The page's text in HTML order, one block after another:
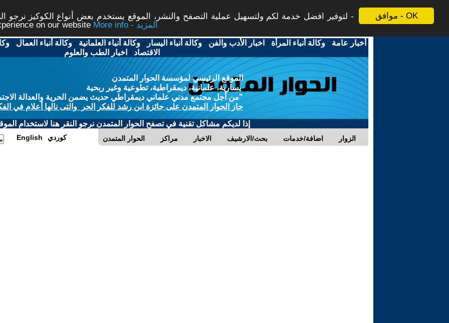
موافق - OK
لتوفير افضل خدمة لكم ولتسهيل عملية التصفح والنشر، الموقع يستخدم بعض أنواع الكوكيز نرجو
on our website
More info - المزيد
أخبار عامة -وكالة أنباء المرأة - اخبار الأدب والفن -وكالة أنباء اليسار -وكالة أنباء العلمانية -وكالة أنباء العمال -
الاقتصاد - اخبار الطب والعلوم
الموقع الرئيسي لمؤسسة الحوار المتمدن
يسارية، علمانية، ديمقراطية، تطوعية وغير ربحية
"من أجل مجتمع مدني علماني ديمقراطي حديث يضمن الحرية والعدالة
حاز الحوار المتمدن على جائزة ابن رشد للفكر الحر والتى نالها أعلام في
إذا لديكم مشاكل تقنية في تصفح الحوار المتمدن نرجو النقر هنا لاستخدام
الحوار المتمدن مراكز الاخبار بحث/الارشيف اضافة/خدمات الزوار English كوردي